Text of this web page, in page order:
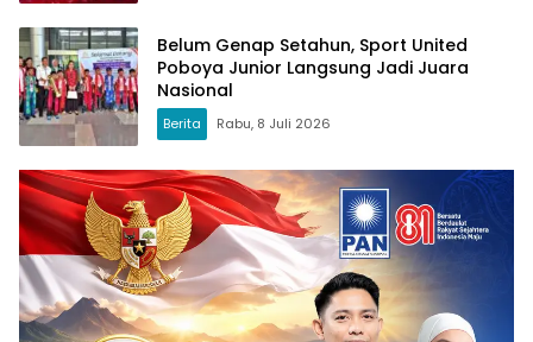
Belum Genap Setahun, Sport United
Poboya Junior Langsung Jadi Juara
Nasional
Berita Rabu, 8 Juli 2026